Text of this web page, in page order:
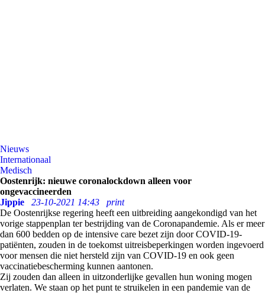
Nieuws
Internationaal
Medisch
Oostenrijk: nieuwe coronalockdown alleen voor
ongevaccineerden
Jippie
23-10-2021 14:43
print
De Oostenrijkse regering heeft een uitbreiding aangekondigd van het
vorige stappenplan ter bestrijding van de Coronapandemie. Als er meer
dan 600 bedden op de intensive care bezet zijn door COVID-19-
patiënten, zouden in de toekomst uitreisbeperkingen worden ingevoerd
voor mensen die niet hersteld zijn van COVID-19 en ook geen
vaccinatiebescherming kunnen aantonen.
Zij zouden dan alleen in uitzonderlijke gevallen hun woning mogen
verlaten. We staan op het punt te struikelen in een pandemie van de